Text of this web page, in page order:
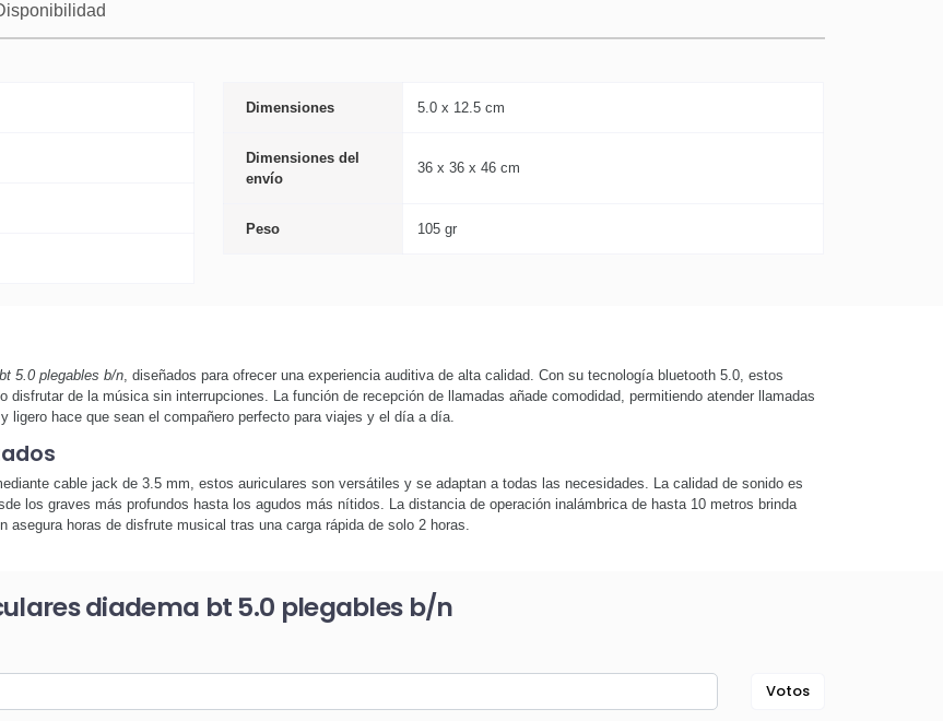
Dimensiones 5.0 x 12.5 cm
Dimensiones del
envío
36 x 36 x 46 cm
Peso 105 gr
5.0 plegables b/n, diseñados para ofrecer una experiencia auditiva de alta calidad. Con su tecnología bluetooth 5.0, estos
de la música sin interrupciones. La función de recepción de llamadas añade comodidad, permitiendo atender llamadas
hace que sean el compañero perfecto para viajes y el día a día.
cable jack de 3.5 mm, estos auriculares son versátiles y se adaptan a todas las necesidades. La calidad de sonido es
los graves más profundos hasta los agudos más nítidos. La distancia de operación inalámbrica de hasta 10 metros brinda
asegura horas de disfrute musical tras una carga rápida de solo 2 horas.
diadema bt 5.0 plegables b/n
Votos